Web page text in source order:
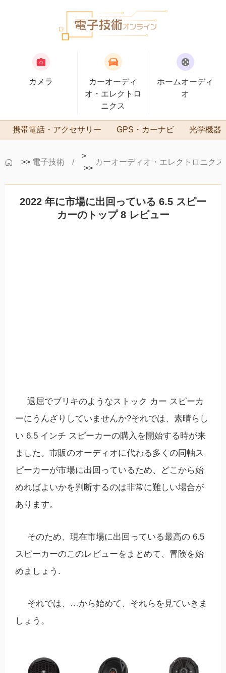
カメラ
カーオーディ
オ・エレクトロ
ニクス
ホームオーディ
オ
携帯電話・アクセサリー GPS・カーナビ 光学機器
>> 電子技術
>
>>
カーオーディオ・エレクトロニクス
2022 年に市場に出回っている 6.5 スピー
カーのトップ 8 レビュー
退屈でブリキのようなストック カー スピーカ
ーにうんざりしていませんか?それでは、素晴らし
い 6.5 インチ スピーカーの購入を開始する時が来
ました。市販のオーディオに代わる多くの同軸ス
ピーカーが市場に出回っているため、どこから始
めればよいかを判断するのは非常に難しい場合が
あります。
そのため、現在市場に出回っている最高の 6.5
スピーカーのこのレビューをまとめて、冒険を始
めましょう.
それでは、…から始めて、それらを見ていきま
しょう。